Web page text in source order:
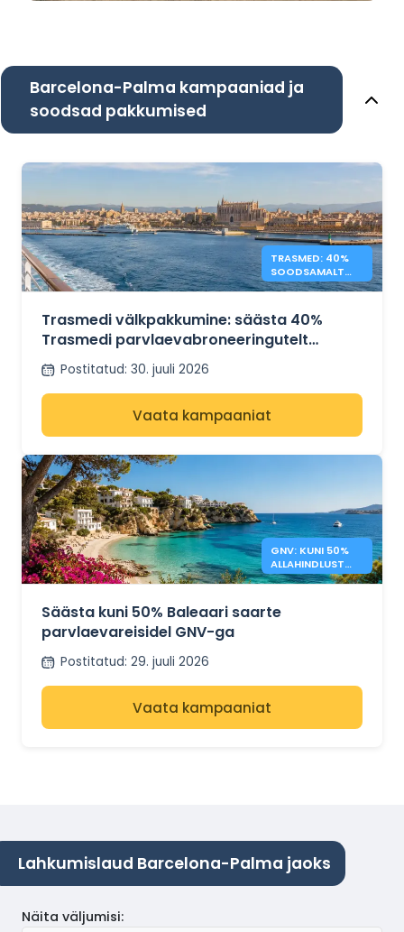
Barcelona-Palma kampaaniad ja
soodsad pakkumised
TRASMED: 40%
SOODSAMALT
BALEAARIDELE –
Trasmedi välkpakkumine: säästa 40%
Trasmedi parvlaevabroneeringutelt
Hispaania ja Baleaari saarte vahel
Postitatud: 30. juuli 2026
Vaata kampaaniat
GNV: KUNI 50%
ALLAHINDLUST
BALEAARI SAARTE
Säästa kuni 50% Baleaari saarte
parvlaevareisidel GNV-ga
Postitatud: 29. juuli 2026
Vaata kampaaniat
Lahkumislaud Barcelona-Palma jaoks
Näita väljumisi: